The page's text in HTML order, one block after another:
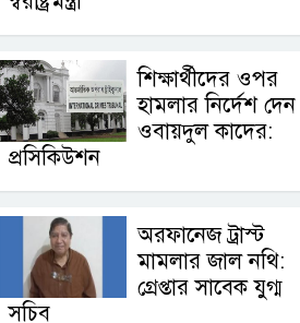
শিক্ষার্থীদের ওপর
হামলার নির্দেশ দেন
ওবায়দুল কাদের:
প্রসিকিউশন
অরফানেজ ট্রাস্ট
মামলার জাল নথি:
গ্রেপ্তার সাবেক যুগ্ম
সচিব